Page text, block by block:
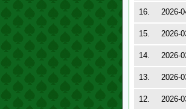
16. 2026-
15. 2026-
14. 2026-
13. 2026-
12. 2026-